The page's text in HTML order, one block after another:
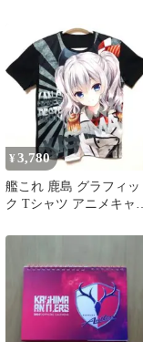
¥3,780
艦これ 鹿島 グラフィッ
ク Tシャツ アニメキャラ